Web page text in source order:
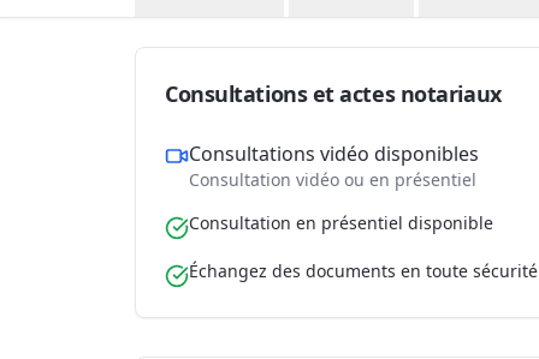
Consultations et actes notariaux
Consultations vidéo disponibles
Consultation vidéo ou en présentiel
Consultation en présentiel disponible
Échangez des documents en toute sécurité